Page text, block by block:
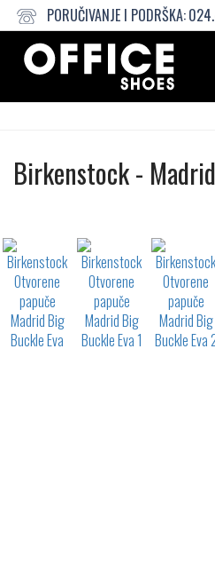
PORUČIVANJE I PODRŠKA:
BirkenstockOtvorene
-
waterrepellent